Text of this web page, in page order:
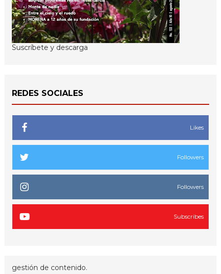
Suscríbete y descarga
REDES SOCIALES
Likes
Followers
Followers
Subscribes
gestión de contenido.